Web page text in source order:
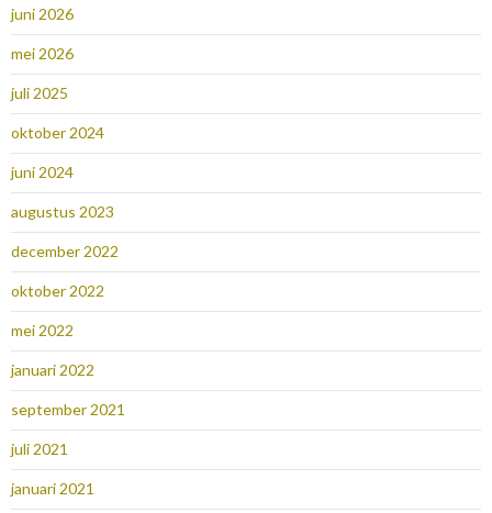
juni 2026
mei 2026
juli 2025
oktober 2024
juni 2024
augustus 2023
december 2022
oktober 2022
mei 2022
januari 2022
september 2021
juli 2021
januari 2021